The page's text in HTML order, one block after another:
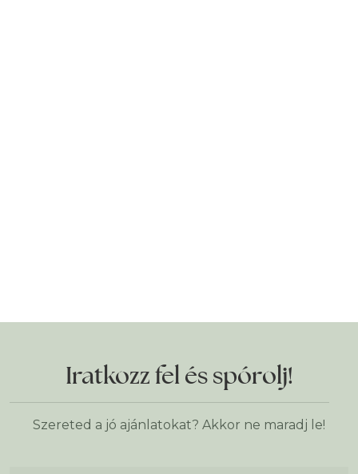
Iratkozz fel és spórolj!
Szereted a jó ajánlatokat? Akkor ne maradj le!